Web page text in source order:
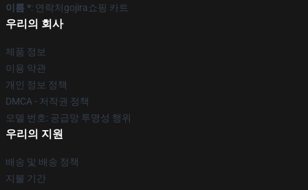
이름 *: 연락처gojira쇼핑 카트
우리의 회사
제품 정보
이용 약관
개인 정보 정책
DMCA - 저작권 정책
모델 번호: 공급망 투명성 행위
우리의 지원
배송 및 배송 정책
지불 기간